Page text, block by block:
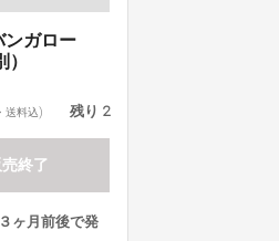
ンガロー
送料込) 残り 2
売終了
ヶ月前後で発